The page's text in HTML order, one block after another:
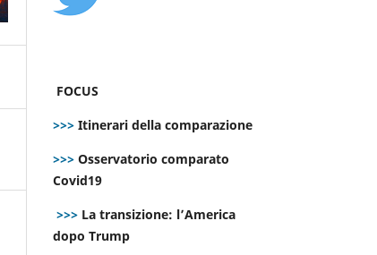
FOCUS
>>> Itinerari della comparazione
>>> Osservatorio comparato
Covid19
>>> La transizione: l’America
dopo Trump